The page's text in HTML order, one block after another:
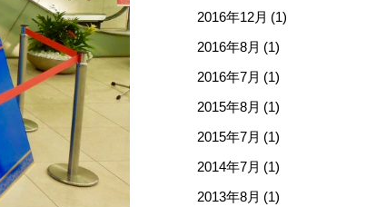
2016年12月 (1)
2016年8月 (1)
2016年7月 (1)
2015年8月 (1)
2015年7月 (1)
2014年7月 (1)
2013年8月 (1)